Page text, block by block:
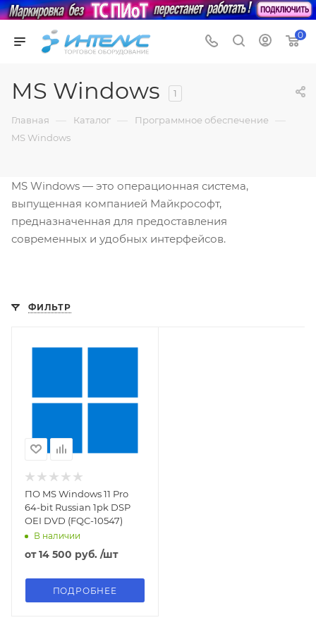
0
MS Windows 1
Главная — Каталог — Программное обеспечение —
MS Windows
MS Windows — это операционная система,
выпущенная компанией Майкрософт,
предназначенная для предоставления
современных и удобных интерфейсов.
ФИЛЬТР
ПО MS Windows 11 Pro
64-bit Russian 1pk DSP
OEI DVD (FQC-10547)
В наличии
от14 500 руб. /шт
ПОДРОБНЕЕ